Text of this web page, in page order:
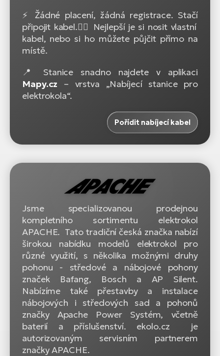
⚡ Žádné placení, žádná registrace. Stačí
připojit kabel.🚴‍♂️ Nejlepší je si nosit vlastní
kabel, nebo si ho můžete půjčit přímo na
místě.
📍 Stanice snadno najdete v aplikaci
Mapy.cz – vrstva „Nabíjecí stanice pro
elektrokola“.
Pořídit nabíjecí kabel
Jsme specializovanou prodejnou
kompletního sortimentu elektrokol
APACHE. Tato tradiční česká značka nabízí
širokou nabídku modelů elektrokol pro
různé využití, s několika možnými druhy
pohonu - středové a nábojové pohony
značek Bafang, Bosch a AP Silent.
Nabízíme také přestavby a instalace
nábojových i středových sad a pohonů
značky Apache Power Systém, včetně
baterií a příslušenství. ekolo.cz je
autorizovaným servisním partnerem
značky APACHE.